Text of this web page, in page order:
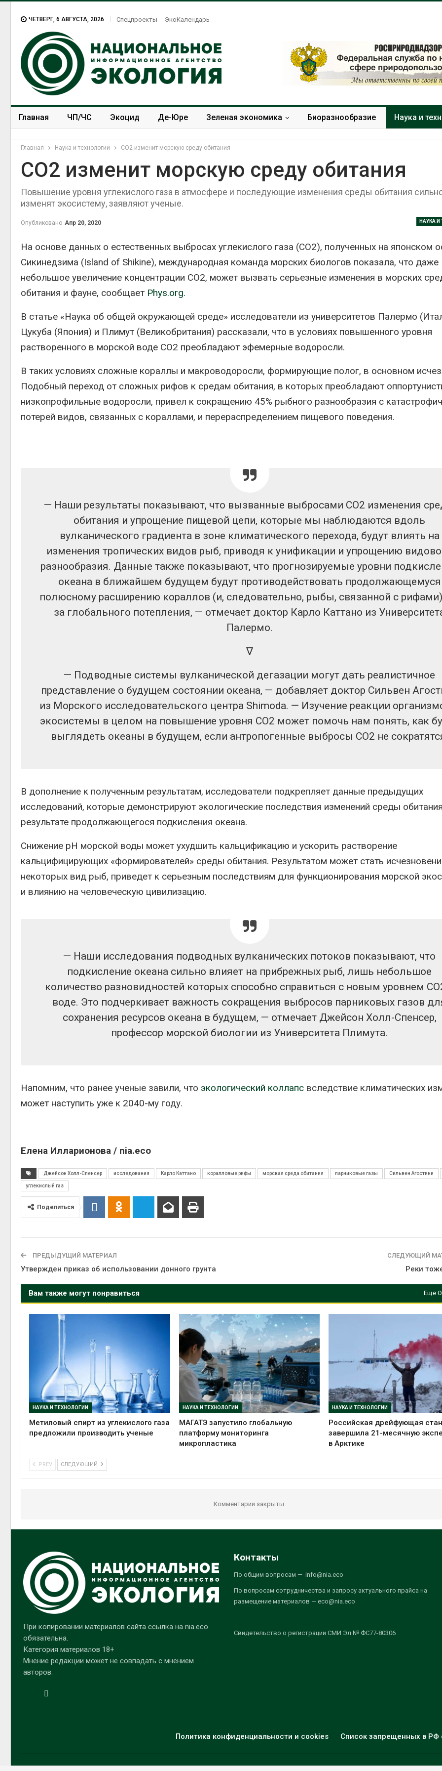
ЧЕТВЕРГ, 6 АВГУСТА, 2026 Спецпроекты ЭкоКалендарь
Главная ЧП/ЧС Экоцид Де-Юре Зеленая экономика Биоразнообразие Наука и
Главная Наука и технологии СО2 изменит морскую среду обитания
СО2 изменит морскую среду обитания
Повышение уровня углекислого газа в атмосфере и последующие изменения среды обитания
изменят экосистему, заявляют ученые.
НАУКА И
Опубликовано Апр 20, 2020
На основе данных о естественных выбросах углекислого газа (СО2), полученных на японском
Сикинедзима (Island of Shikine), международная команда морских биологов показала, что даже
небольшое увеличение концентрации СО2, может вызвать серьезные изменения в морских
обитания и фауне, сообщает Phys.org.
В статье «Наука об общей окружающей среде» исследователи из университетов Палермо
Цукуба (Япония) и Плимут (Великобритания) рассказали, что в условиях повышенного уровня
растворенного в морской воде СО2 преобладают эфемерные водоросли.
В таких условиях сложные кораллы и макроводоросли, формирующие полог, в основном
Подобный переход от сложных рифов к средам обитания, в которых преобладают
низкопрофильные водоросли, привел к сокращению 45% рыбного разнообразия с
потерей видов, связанных с кораллами, и перераспределением пищевого поведения.
— Наши результаты показывают, что вызванные выбросами СО2 изменения
обитания и упрощение пищевой цепи, которые мы наблюдаются вдоль
вулканического градиента в зоне климатического перехода, будут влиять на
изменения тропических видов рыб, приводя к унификации и упрощению
разнообразия. Данные также показывают, что прогнозируемые уровни
океана в ближайшем будущем будут противодействовать продолжающемуся
полюсному расширению кораллов (и, следовательно, рыбы, связанной с
за глобального потепления, — отмечает доктор Карло Каттано из
Палермо.
∇
— Подводные системы вулканической дегазации могут дать реалистичное
представление о будущем состоянии океана, — добавляет доктор Сильвен
из Морского исследовательского центра Shimoda. — Изучение реакции
экосистемы в целом на повышение уровня СО2 может помочь нам понять, как
выглядеть океаны в будущем, если антропогенные выбросы СО2 не
В дополнение к полученным результатам, исследователи подкрепляет данные предыдущих
исследований, которые демонстрируют экологические последствия изменений среды
результате продолжающегося подкисления океана.
Снижение рН морской воды может ухудшить кальцификацию и ускорить растворение
кальцифицирующих «формирователей» среды обитания. Результатом может стать
некоторых вид рыб, приведет к серьезным последствиям для функционирования морской
и влиянию на человеческую цивилизацию.
— Наши исследования подводных вулканических потоков показывают, что
подкисление океана сильно влияет на прибрежных рыб, лишь небольшое
количество разновидностей которых способно справиться с новым уровнем
воде. Это подчеркивает важность сокращения выбросов парниковых газов
сохранения ресурсов океана в будущем, — отмечает Джейсон Холл-Спенсер,
профессор морской биологии из Университета Плимута.
Напомним, что ранее ученые завили, что экологический коллапс вследствие климатических
может наступить уже к 2040-му году.
Елена Илларионова / nia.eco
Джейсон Холл-Спенсер исследования Карло Каттано коралловые рифы морская среда обитания парниковые газы Сильвен Агостини
углекислый газ
Поделиться
ПРЕДЫДУЩИЙ МАТЕРИАЛ
Утвержден приказ об использовании донного грунта
СЛЕДУЮЩИЙ
Реки
Вам также могут понравиться Еще
НАУКА И ТЕХНОЛОГИИ
Метиловый спирт из углекислого газа
предложили производить ученые
НАУКА И ТЕХНОЛОГИИ
МАГАТЭ запустило глобальную
платформу мониторинга
микропластика
НАУКА И ТЕХНОЛОГИИ
Российская дрейфующая
завершила 21-месячную
в Арктике
PREV СЛЕДУЮЩИЙ
Комментарии закрыты.
Минприроды утвердило
Спасённые от
исчезновения крокодилы
всё чаще нападают на
жителей Малайзии
правила защиты от
паводков,
лесоустройства,
рыболовства и регистрации пестицидов
Авг 5, 2026
От спасения рек до
определены финалисты
Детского
экологического форума
Авг 4, 2026
юге Индии привели к
гибели 14 человек
Авг 4, 2026
Москвариум
Авг 5, 2026
терроризме
Авг 5, 2026
крокодилов
Авг 5, 2026
климата»:
экологических расчётов
Авг 5, 2026
на газ
При копировании материалов сайта ссылка на nia.eco
обязательна.
Категория материалов 18+
Мнение редакции может не совпадать с мнением
авторов.
Контакты
По общим вопросам — info@nia.eco
По вопросам сотрудничества и запросу актуального прайса на
размещение материалов — eco@nia.eco
Свидетельство о регистрации СМИ Эл № ФС77-80306
Политика конфиденциальности и cookies Список запрещенных в РФ